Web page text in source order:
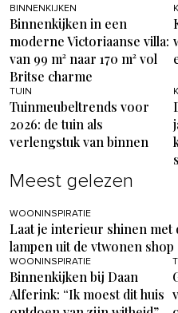
BINNENKIJKEN
Binnenkijken in een
moderne Victoriaanse villa:
van 99 m² naar 170 m² vol
Britse charme
TUIN
Tuinmeubeltrends voor
2026: de tuin als
verlengstuk van binnen
Meest gelezen
WOONINSPIRATIE
Laat je interieur shinen met
lampen uit de vtwonen shop
WOONINSPIRATIE
Binnenkijken bij Daan
Alferink: “Ik moest dit huis